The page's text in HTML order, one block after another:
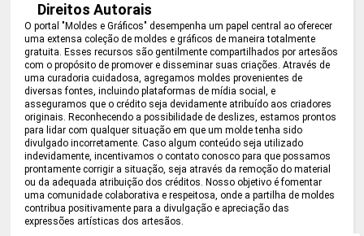
Direitos Autorais
O portal "Moldes e Gráficos" desempenha um papel central ao oferecer
uma extensa coleção de moldes e gráficos de maneira totalmente
gratuita. Esses recursos são gentilmente compartilhados por artesãos
com o propósito de promover e disseminar suas criações. Através de
uma curadoria cuidadosa, agregamos moldes provenientes de
diversas fontes, incluindo plataformas de mídia social, e
asseguramos que o crédito seja devidamente atribuído aos criadores
originais. Reconhecendo a possibilidade de deslizes, estamos prontos
para lidar com qualquer situação em que um molde tenha sido
divulgado incorretamente. Caso algum conteúdo seja utilizado
indevidamente, incentivamos o contato conosco para que possamos
prontamente corrigir a situação, seja através da remoção do material
ou da adequada atribuição dos créditos. Nosso objetivo é fomentar
uma comunidade colaborativa e respeitosa, onde a partilha de moldes
contribua positivamente para a divulgação e apreciação das
expressões artísticas dos artesãos.